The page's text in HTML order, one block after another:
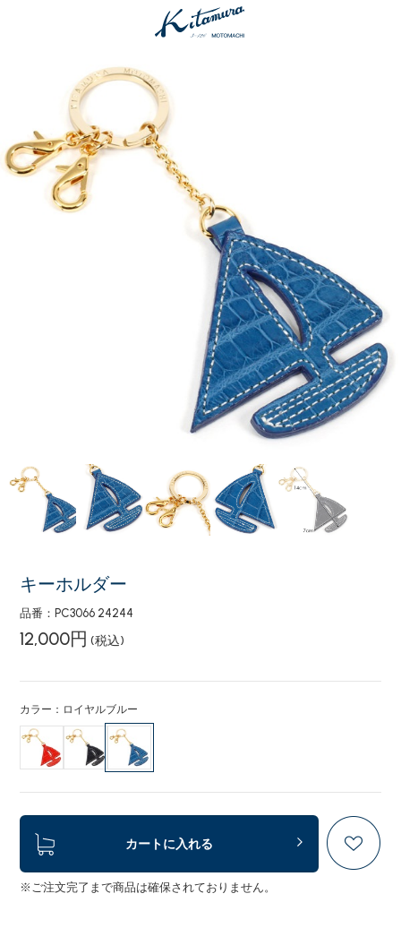
キーホルダー
品番：PC3066 24244
12,000円 (税込)
カラー：ロイヤルブルー
カートに入れる
※ご注文完了まで商品は確保されておりません。